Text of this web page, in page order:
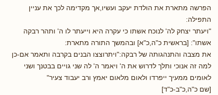
הפרשה מתארת את הולדת יעקב ועשיו,אך מקדימה לכך את עניין
התפילה:
"ויעתר יצחק לה' לנוכח אשתו כי עקרה היא וייעתר לו ה' ותהר רבקה
אשתו": [בראשית כ"ה,כ"א] ובהמשך התורה מתארת:
את מצבה והתנהגותה של רבקה:"ויתרוצצו הבנים בקרבה ותאמר אם-כן
למה זה אנוכי ותלך לדרוש את ה' ויאמר ה' לה שני גויים בבטנך ושני
לאומים ממעיך ייפרדו ולאום מלאום יאמץ ורב יעבוד צעיר"
[שם כ"ה,כ"ב-כ"ד]